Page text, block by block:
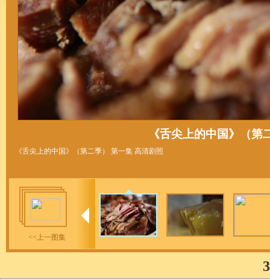
《舌尖上的中国》（
《舌尖上的中国》（第二季） 第一集 高清剧照
<<上一图集